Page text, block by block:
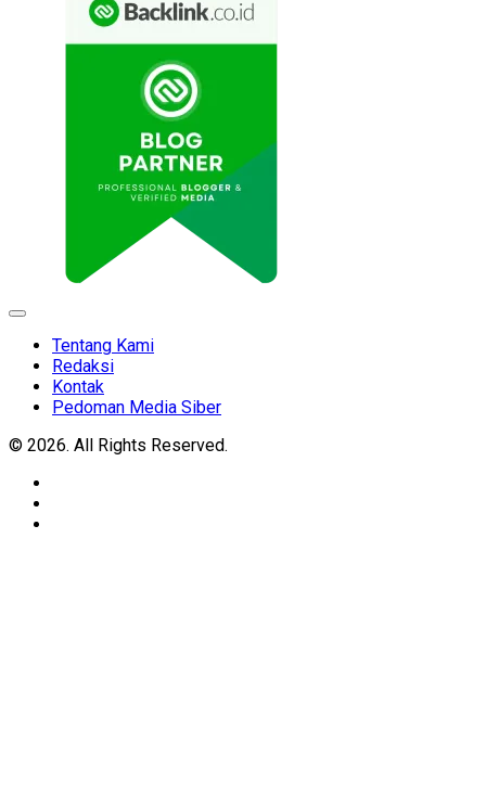
Expand
Tentang Kami
Redaksi
Kontak
Pedoman Media Siber
© 2026. All Rights Reserved.